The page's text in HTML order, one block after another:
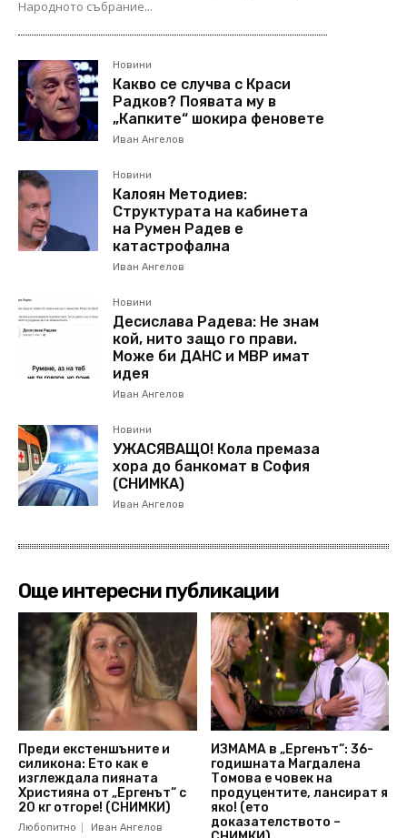
Народното събрание...
Новини
Какво се случва с Краси
Радков? Появата му в
„Капките“ шокира феновете
Иван Ангелов
Новини
Калоян Методиев:
Структурата на кабинета
на Румен Радев е
катастрофална
Иван Ангелов
Новини
Десислава Радева: Не знам
кой, нито защо го прави.
Може би ДАНС и МВР имат
идея
Иван Ангелов
Новини
УЖАСЯВАЩО! Кола премаза
хора до банкомат в София
(СНИМКА)
Иван Ангелов
Още интересни публикации
Преди екстеншъните и
силикона: Ето как е
изглеждала пияната
Християна от „Ергенът“ с
20 кг отгоре! (СНИМКИ)
Любопитно Иван Ангелов
ИЗМАМА в „Ергенът“: 36-
годишната Магдалена
Томова е човек на
продуцентите, лансират я
яко! (ето
доказателството –